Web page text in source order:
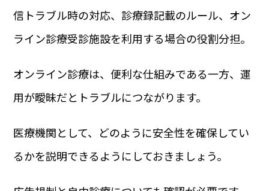
信トラブル時の対応、診療録記載のルール、オン
ライン診療受診施設を利用する場合の役割分担。
オンライン診療は、便利な仕組みである一方、運
用が曖昧だとトラブルにつながります。
医療機関として、どのように安全性を確保してい
るかを説明できるようにしておきましょう。